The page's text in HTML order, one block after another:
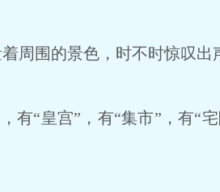
周围的景色，时不时惊叹出
“皇宫”，有“集市”，有“宅